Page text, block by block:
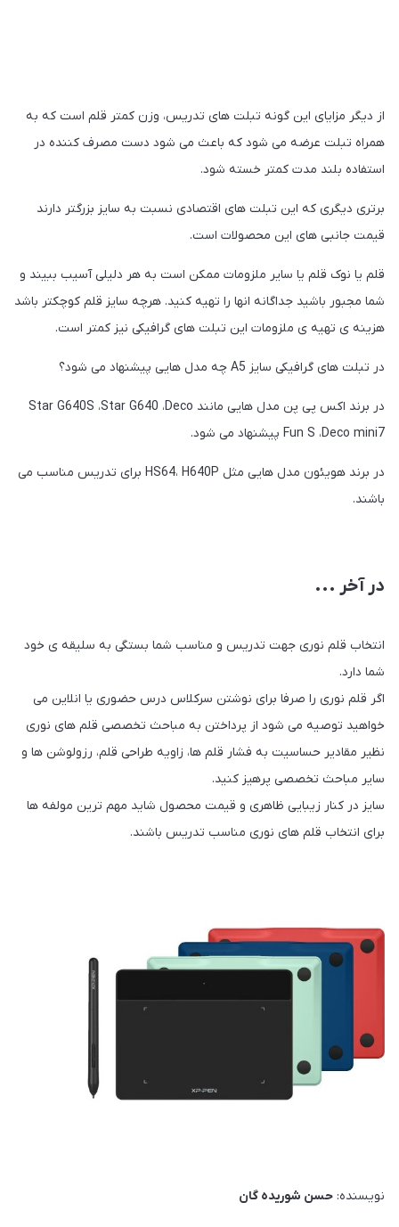
از دیگر مزایای این گونه تبلت های تدریس، وزن کمتر قلم است که به
همراه تبلت عرضه می شود که باعث می شود دست مصرف کننده در
استفاده بلند مدت کمتر خسته شود.
برتری دیگری که این تبلت های اقتصادی نسبت به سایز بزرگتر دارند
قیمت جانبی های این محصولات است.
قلم یا نوک قلم یا سایر ملزومات ممکن است به هر دلیلی آسیب ببیند و
شما مجبور باشید جداگانه انها را تهیه کنید. هرچه سایز قلم کوچکتر باشد
هزینه ی تهیه ی ملزومات این تبلت های گرافیکی نیز کمتر است.
در تبلت های گرافیکی سایز A5 چه مدل هایی پیشنهاد می شود؟
در برند اکس پی پن مدل هایی مانند Star G640S ،Star G640 ،Deco
Fun S ،Deco mini7 پیشنهاد می شود.
در برند هویئون مدل هایی مثل HS64، H640P برای تدریس مناسب می
باشند.
در آخر ...
انتخاب قلم نوری جهت تدریس و مناسب شما بستگی به سلیقه ی خود
شما دارد.
اگر قلم نوری را صرفا برای نوشتن سرکلاس درس حضوری یا انلاین می
خواهید توصیه می شود از پرداختن به مباحث تخصصی قلم های نوری
نظیر مقادیر حساسیت به فشار قلم ها، زاویه طراحی قلم، رزولوشن ها و
سایر مباحث تخصصی پرهیز کنید.
سایز در کنار زیبایی ظاهری و قیمت محصول شاید مهم ترین مولفه ها
برای انتخاب قلم های نوری مناسب تدریس باشند.
نویسنده: حسن شوریده گان